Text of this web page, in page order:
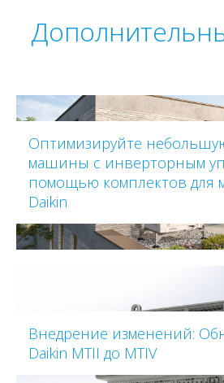
Оптимизируйте
машины с инверторным
помощью комплектов для
Daikin
Внедрение изменений:
Daikin MTII до MTIV